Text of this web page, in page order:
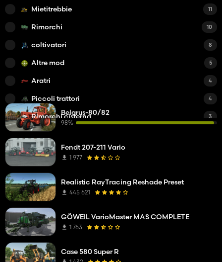
Mietitrebbie 11
Rimorchi 10
coltivatori 8
Altre mod 5
Aratri 4
Piccoli trattori 4
Rimorchi cisterna 3
Serbatoi di liquami
Trince per foraggio
Pale gommate
Raccogli patate
Altri veicoli
Raccoglitrici di piselli
rulli
Belarus-80/82
98%
Fendt 207-211 Vario
1 977
Realistic RayTracing Reshade Preset
445 621
GÖWEIL VarioMaster MAS COMPLETE
1 763
Case 580 Super R